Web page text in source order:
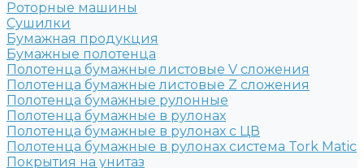
Роторные машины
Сушилки
Бумажная продукция
Бумажные полотенца
Полотенца бумажные листовые V сложения
Полотенца бумажные листовые Z сложения
Полотенца бумажные рулонные
Полотенца бумажные в рулонах
Полотенца бумажные в рулонах с ЦВ
Полотенца бумажные в рулонах система Tork Matic
Покрытия на унитаз